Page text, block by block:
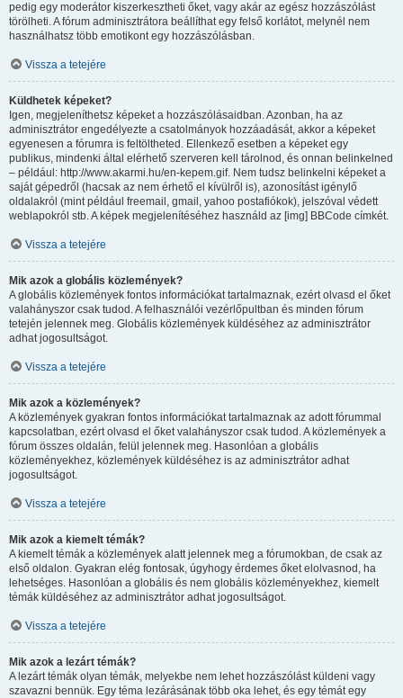
pedig egy moderátor kiszerkesztheti őket, vagy akár az egész hozzászólást
törölheti. A fórum adminisztrátora beállíthat egy felső korlátot, melynél nem
használhatsz több emotikont egy hozzászólásban.
Vissza a tetejére
Küldhetek képeket?
Igen, megjeleníthetsz képeket a hozzászólásaidban. Azonban, ha az
adminisztrátor engedélyezte a csatolmányok hozzáadását, akkor a képeket
egyenesen a fórumra is feltöltheted. Ellenkező esetben a képeket egy
publikus, mindenki által elérhető szerveren kell tárolnod, és onnan belinkelned
– például: http://www.akarmi.hu/en-kepem.gif. Nem tudsz belinkelni képeket a
saját gépedről (hacsak az nem érhető el kívülről is), azonosítást igénylő
oldalakról (mint például freemail, gmail, yahoo postafiókok), jelszóval védett
weblapokról stb. A képek megjelenítéséhez használd az [img] BBCode címkét.
Vissza a tetejére
Mik azok a globális közlemények?
A globális közlemények fontos információkat tartalmaznak, ezért olvasd el őket
valahányszor csak tudod. A felhasználói vezérlőpultban és minden fórum
tetején jelennek meg. Globális közlemények küldéséhez az adminisztrátor
adhat jogosultságot.
Vissza a tetejére
Mik azok a közlemények?
A közlemények gyakran fontos információkat tartalmaznak az adott fórummal
kapcsolatban, ezért olvasd el őket valahányszor csak tudod. A közlemények a
fórum összes oldalán, felül jelennek meg. Hasonlóan a globális
közleményekhez, közlemények küldéséhez is az adminisztrátor adhat
jogosultságot.
Vissza a tetejére
Mik azok a kiemelt témák?
A kiemelt témák a közlemények alatt jelennek meg a fórumokban, de csak az
első oldalon. Gyakran elég fontosak, úgyhogy érdemes őket elolvasnod, ha
lehetséges. Hasonlóan a globális és nem globális közleményekhez, kiemelt
témák küldéséhez az adminisztrátor adhat jogosultságot.
Vissza a tetejére
Mik azok a lezárt témák?
A lezárt témák olyan témák, melyekbe nem lehet hozzászólást küldeni vagy
szavazni bennük. Egy téma lezárásának több oka lehet, és egy témát egy